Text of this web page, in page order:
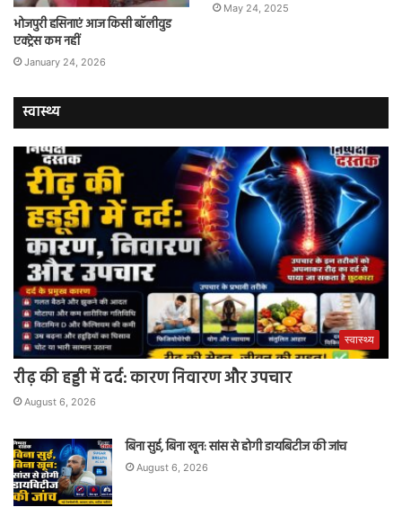
भोजपुरी हसिनाएं आज किसी बॉलीवुड
एक्ट्रेस कम नहीं
January 24, 2026
May 24, 2025
स्वास्थ्य
स्वास्थ्य
रीढ़ की हड्डी में दर्द: कारण निवारण और उपचार
August 6, 2026
बिना सुई, बिना खून: सांस से होगी डायबिटीज की जांच
August 6, 2026